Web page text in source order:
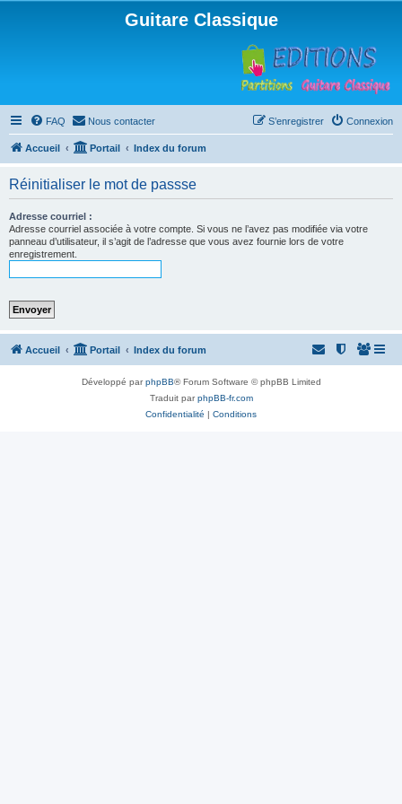
Guitare Classique
FAQ Nous contacter Connexion
S’enregistrer
Accueil Portail Index du forum
Réinitialiser le mot de passse
Adresse courriel :
Adresse courriel associée à votre compte. Si vous ne l’avez pas modifiée via votre
panneau d’utilisateur, il s’agit de l’adresse que vous avez fournie lors de votre
enregistrement.
Accueil Portail Index du forum
Développé parphpBB® Forum Software © phpBB Limited
Traduit parphpBB-fr.com
Confidentialité | Conditions